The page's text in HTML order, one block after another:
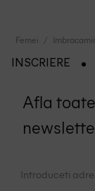
Femei
INSCRIERE
Afla